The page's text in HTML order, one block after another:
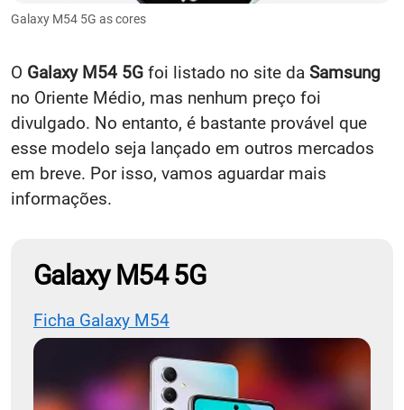
Galaxy M54 5G as cores
O Galaxy M54 5G foi listado no site da Samsung
no Oriente Médio, mas nenhum preço foi
divulgado. No entanto, é bastante provável que
esse modelo seja lançado em outros mercados
em breve. Por isso, vamos aguardar mais
informações.
Galaxy M54 5G
Ficha Galaxy M54